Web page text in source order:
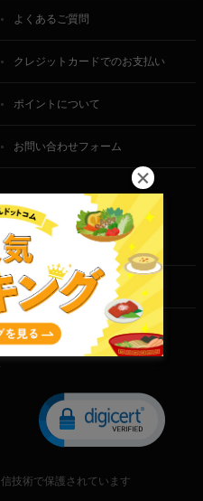
よくあるご質問
クレジットカードでのお支払い
ポイントについて
お問い合わせフォーム
ご利用規約
特定商取引法に基づく表記
技術で保護されています